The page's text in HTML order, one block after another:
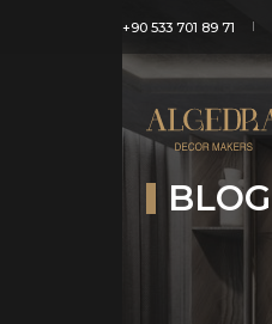
+90 533 701 89 71
BLOG